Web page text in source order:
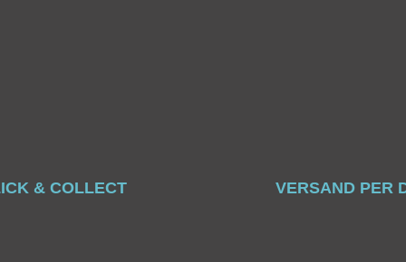
& COLLECT VERSAND PER